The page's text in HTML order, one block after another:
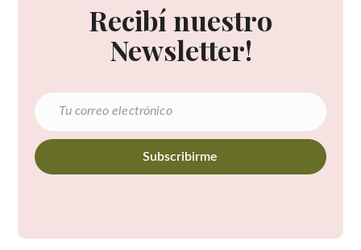
Recibí nuestro
Newsletter!